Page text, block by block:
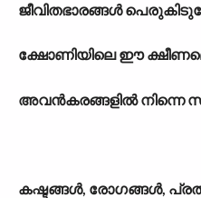
ജീവിതഭാരങ്ങൾ
ക്ഷോണിയിലെ ഈ
അവൻകരങ്ങളിൽ നിന്നെ
കഷ്ടങ്ങൾ, രോഗങ്ങൾ,